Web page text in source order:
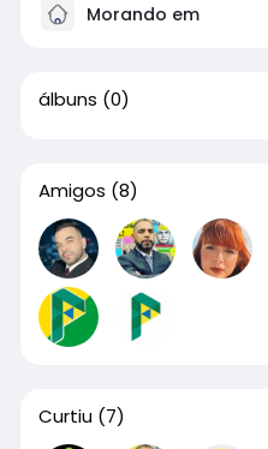
Morando em
álbuns (0)
Amigos (8)
Curtiu (7)